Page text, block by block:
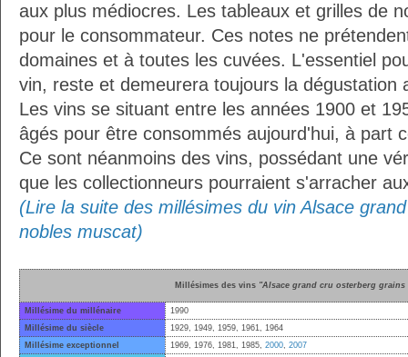
aux plus médiocres. Les tableaux et grilles de
pour le consommateur. Ces notes ne
domaines et à toutes les cuvées. L'essentiel
vin, reste et demeurera toujours la dégustation
Les vins se situant entre les années 1900 et
âgés pour être consommés aujourd'hui, à part
Ce sont néanmoins des vins, possédant une
que les collectionneurs pourraient s'arracher
(Lire la suite des millésimes du vin Alsace
nobles muscat)
Millésimes des vins "Alsace grand cru osterberg grains
Millésime du millénaire
1990
Millésime du siècle
1929, 1949, 1959, 1961, 1964
Millésime exceptionnel
1969, 1976, 1981, 1985, 2000, 2007